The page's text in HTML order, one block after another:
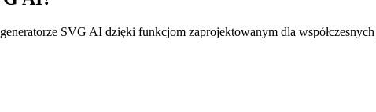
SVG AI dzięki funkcjom zaprojektowanym dla